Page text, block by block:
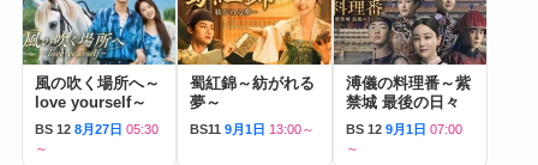
風の吹く場所へ～
love yourself～
BS 12 8月27日 05:30
～
蜀紅錦～紡がれる
夢～
BS11 9月1日 13:00～
溥儀の料理番～紫
禁城 最後の日々
BS 12 9月1日 07:00
～